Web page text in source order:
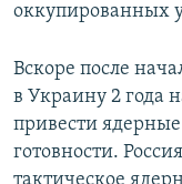
оккупированных
Вскоре после
в Украину 2 года
привести
готовности.